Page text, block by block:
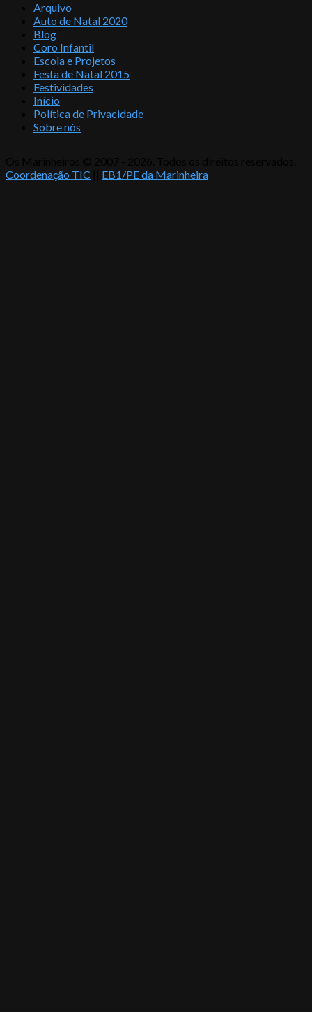
Arquivo
Auto de Natal 2020
Blog
Coro Infantil
Escola e Projetos
Festa de Natal 2015
Festividades
Início
Política de Privacidade
Sobre nós
Coordenação TIC
EB1/PE da Marinheira